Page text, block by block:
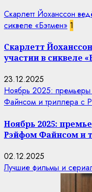
Скарлетт Йоханссон
сиквеле «Бэтмен» 1
Скарлетт
участии в сиквеле
23.12.2025
Ноябрь 2025:
Файнсом и триллера с
Ноябрь 2025:
Рэйфом Файнсом и
02.12.2025
Лучшие фильмы и